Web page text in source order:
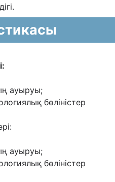
ауыруы;
бөліністер
ауыруы;
бөліністер